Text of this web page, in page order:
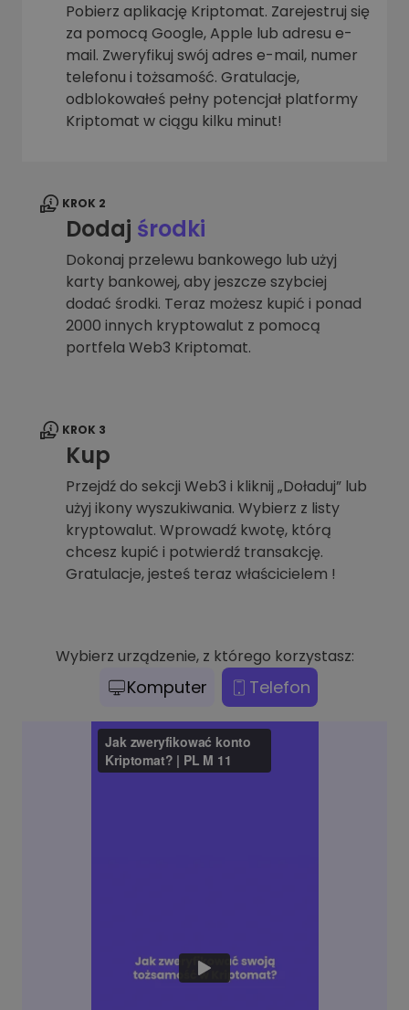
Pobierz aplikację Kriptomat. Zarejestruj się
za pomocą Google, Apple lub adresu e-
mail. Zweryfikuj swój adres e-mail, numer
telefonu i tożsamość. Gratulacje,
odblokowałeś pełny potencjał platformy
Kriptomat w ciągu kilku minut!
KROK 2
Dodaj środki
Dokonaj przelewu bankowego lub użyj
karty bankowej, aby jeszcze szybciej
dodać środki. Teraz możesz kupić i ponad
2000 innych kryptowalut z pomocą
portfela Web3 Kriptomat.
KROK 3
Kup
Przejdź do sekcji Web3 i kliknij „Doładuj” lub
użyj ikony wyszukiwania. Wybierz z listy
kryptowalut. Wprowadź kwotę, którą
chcesz kupić i potwierdź transakcję.
Gratulacje, jesteś teraz właścicielem !
Wybierz urządzenie, z którego korzystasz:
Komputer Telefon